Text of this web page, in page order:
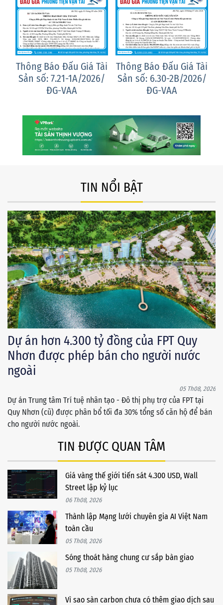
Thông Báo Đấu Giá Tài
Sản số: 7.21-1A/2026/
ĐG-VAA
Thông Báo Đấu Giá Tài
Sản số: 6.30-2B/2026/
ĐG-VAA
TIN NỔI BẬT
Dự án hơn 4.300 tỷ đồng của FPT Quy
Nhơn được phép bán cho người nước
ngoài
05 Th08, 2026
Dự án Trung tâm Trí tuệ nhân tạo - Đô thị phụ trợ của FPT tại
Quy Nhơn (cũ) được phân bổ tối đa 30% tổng số căn hộ để bán
cho người nước ngoài.
TIN ĐƯỢC QUAN TÂM
Giá vàng thế giới tiến sát 4.300 USD, Wall
Street lập kỷ lục
06 Th08, 2026
Thành lập Mạng lưới chuyên gia AI Việt Nam
toàn cầu
05 Th08, 2026
Sóng thoát hàng chung cư sắp bàn giao
05 Th08, 2026
Vì sao sàn carbon chưa có thêm giao dịch sau